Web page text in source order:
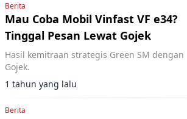
Berita
Mau Coba Mobil Vinfast VF e34?
Tinggal Pesan Lewat Gojek
Hasil kemitraan strategis Green SM dengan
Gojek.
1 tahun yang lalu
Berita